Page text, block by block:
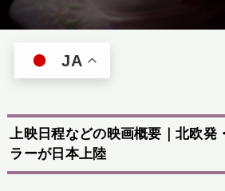
JA
上映日程などの映画概要｜北欧発
ラーが日本上陸